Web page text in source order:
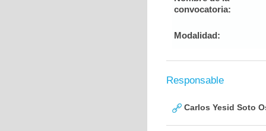
convocatoria:
Modalidad:
Responsable
Carlos Yesid Soto